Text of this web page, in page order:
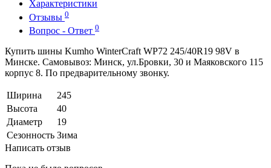
Характеристики
Отзывы 0
Вопрос - Ответ 0
Купить шины Kumho WinterCraft WP72 245/40R19 98V в
Минске. Самовывоз: Минск, ул.Бровки, 30 и Маяковского 115
корпус 8. По предварительному звонку.
Ширина
245
Высота
40
Диаметр
19
Сезонность Зима
Написать отзыв